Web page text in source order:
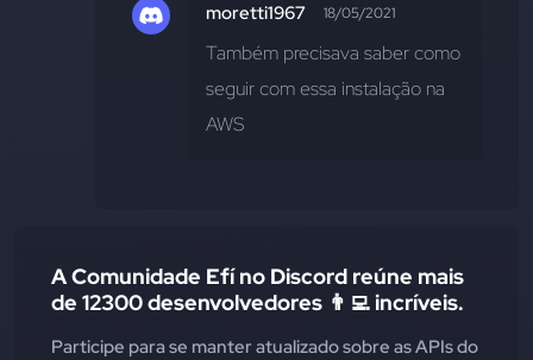
moretti1967 18/05/2021
Também precisava saber como
seguir com essa instalação na
AWS
A Comunidade Efí no Discord reúne mais
de 12300 desenvolvedores 👨‍💻 incríveis.
Participe para se manter atualizado sobre as APIs do